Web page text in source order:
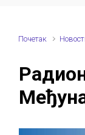
Почетак